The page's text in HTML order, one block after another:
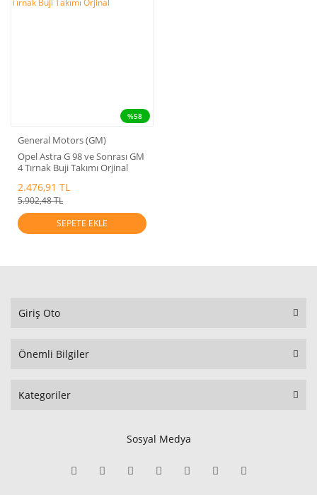
%58
General Motors (GM)
Opel Astra G 98 ve Sonrası GM
4 Tırnak Buji Takımı Orjinal
2.476,91 TL
5.902,48 TL
SEPETE EKLE
Giriş Oto
Önemli Bilgiler
Kategoriler
Sosyal Medya